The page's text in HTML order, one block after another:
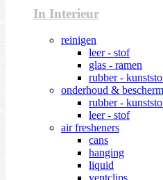
In Interieur
reinigen
leer - stof
glas - ramen
rubber -
onderhoud &
rubber -
leer - stof
air fresheners
cans
hanging
liquid